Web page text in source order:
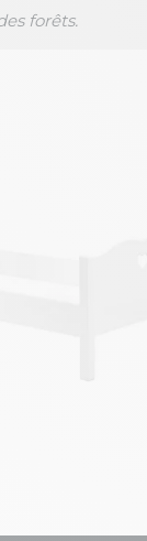
forêts.